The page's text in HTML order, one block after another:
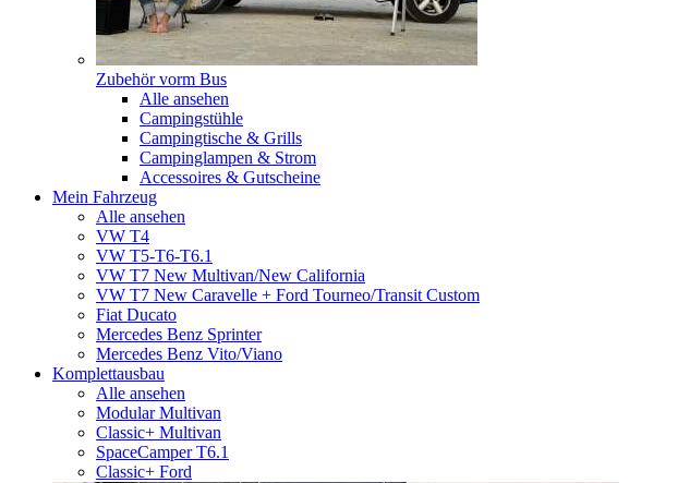
Zubehör vorm Bus
Alle ansehen
Campingstühle
Campingtische & Grills
Campinglampen & Strom
Accessoires & Gutscheine
Mein Fahrzeug
Alle ansehen
VW T4
VW T5-T6-T6.1
VW T7 New Multivan/New California
VW T7 New Caravelle + Ford Tourneo/Transit Custom
Fiat Ducato
Mercedes Benz Sprinter
Mercedes Benz Vito/Viano
Komplettausbau
Alle ansehen
Modular Multivan
Classic+ Multivan
SpaceCamper T6.1
Classic+ Ford